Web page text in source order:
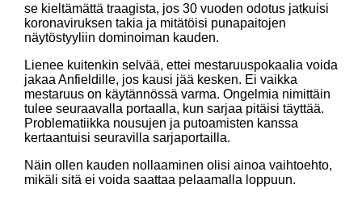
se kieltämättä traagista, jos 30 vuoden odotus jatkuisi
koronaviruksen takia ja mitätöisi punapaitojen
näytöstyyliin dominoiman kauden.
Lienee kuitenkin selvää, ettei mestaruuspokaalia voida
jakaa Anfieldille, jos kausi jää kesken. Ei vaikka
mestaruus on käytännössä varma. Ongelmia nimittäin
tulee seuraavalla portaalla, kun sarjaa pitäisi täyttää.
Problematiikka nousujen ja putoamisten kanssa
kertaantuisi seuravilla sarjaportailla.
Näin ollen kauden nollaaminen olisi ainoa vaihtoehto,
mikäli sitä ei voida saattaa pelaamalla loppuun.